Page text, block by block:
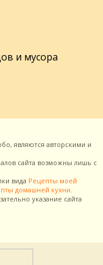
и мусора
являются авторскими и
сайта возможны лишь с
вида Рецепты моей
домашней кухни.
указание сайта